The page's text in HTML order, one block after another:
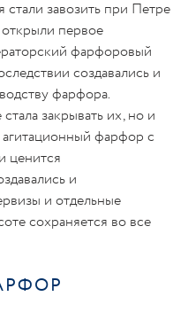
завозить при Петре
первое
фарфоровый
создавались и
фарфора.
закрывать их, но и
фарфор с
ценится
и
и отдельные
сохраняется во все